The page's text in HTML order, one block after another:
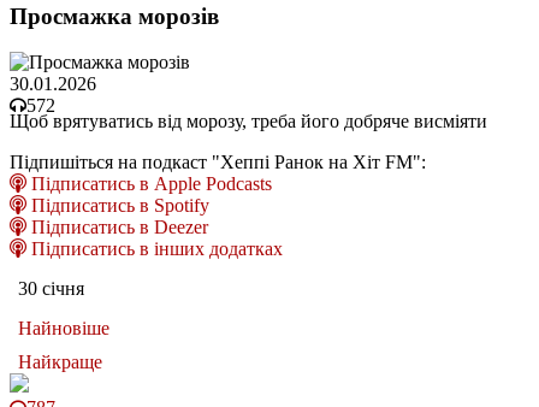
Просмажка морозів
30.01.2026
572
Щоб врятуватись від морозу, треба його добряче висміяти
Підпишіться на подкаст "Хеппі Ранок на Хіт FM":
Підписатись в Apple Podcasts
Підписатись в Spotify
Підписатись в Deezer
Підписатись в інших додатках
30 січня
Найновіше
Найкраще